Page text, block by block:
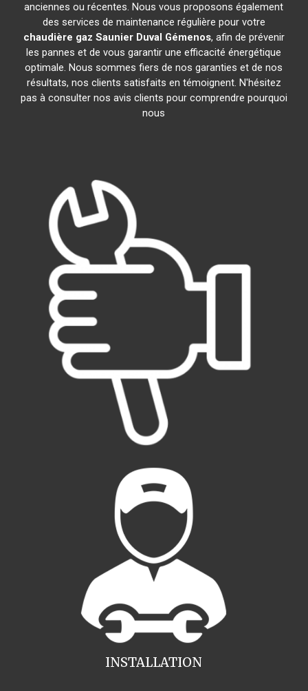
anciennes ou récentes. Nous vous proposons également
des services de maintenance régulière pour votre
chaudière gaz Saunier Duval Gémenos, afin de prévenir
les pannes et de vous garantir une efficacité énergétique
optimale. Nous sommes fiers de nos garanties et de nos
résultats, nos clients satisfaits en témoignent. N'hésitez
pas à consulter nos avis clients pour comprendre pourquoi
nous
INSTALLATION